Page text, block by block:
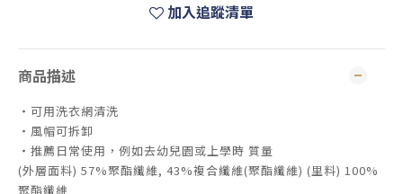
加入追蹤清單
商品描述
・可用洗衣網清洗
・風帽可拆卸
・推薦日常使用，例如去幼兒園或上學時 質量
(外層面料) 57%聚酯纖維, 43%複合纖維(聚酯纖維) (里料) 100%
聚酯纖維